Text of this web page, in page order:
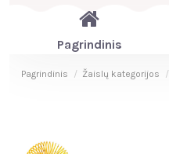
Pagrindinis
Pagrindinis Žaislų kategorijos